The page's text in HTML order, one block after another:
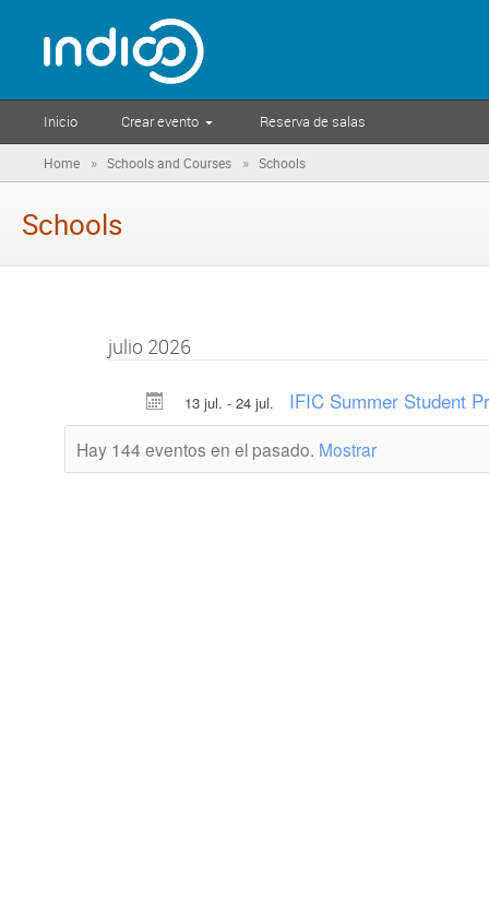
Inicio Crear evento Reserva de salas
Home » Schools and Courses » Schools
Schools
julio 2026
13 jul. - 24 jul. IFIC Summer Student
Hay 144 eventos en el pasado. Mostrar